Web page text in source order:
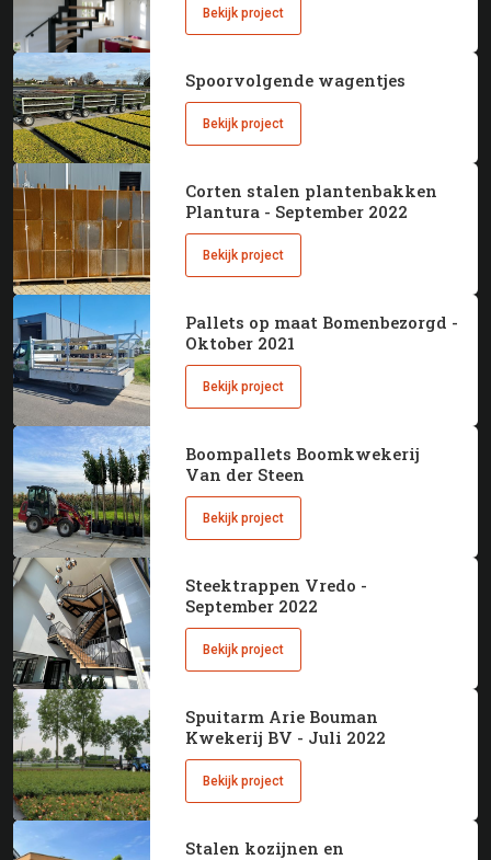
Bekijk project
Spoorvolgende wagentjes
Bekijk project
Corten stalen plantenbakken
Plantura - September 2022
Bekijk project
Pallets op maat Bomenbezorgd -
Oktober 2021
Bekijk project
Boompallets Boomkwekerij
Van der Steen
Bekijk project
Steektrappen Vredo -
September 2022
Bekijk project
Spuitarm Arie Bouman
Kwekerij BV - Juli 2022
Bekijk project
Stalen kozijnen en